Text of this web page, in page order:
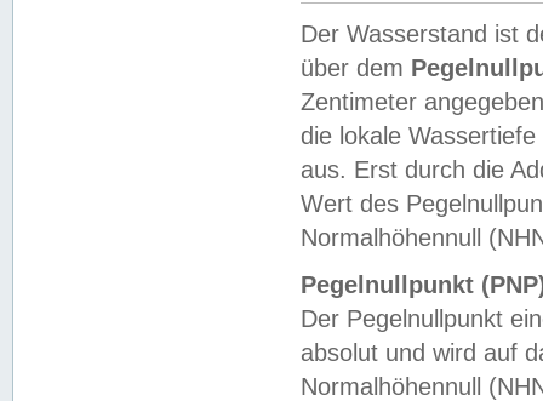
Der Wasserstand ist
über dem
Zentimeter
die lokale
aus. Erst durch die
Wert des
Normalhöhennull
Pegelnullpunkt
Der Pegelnullpunkt
absolut und wird auf
Normalhöhennull